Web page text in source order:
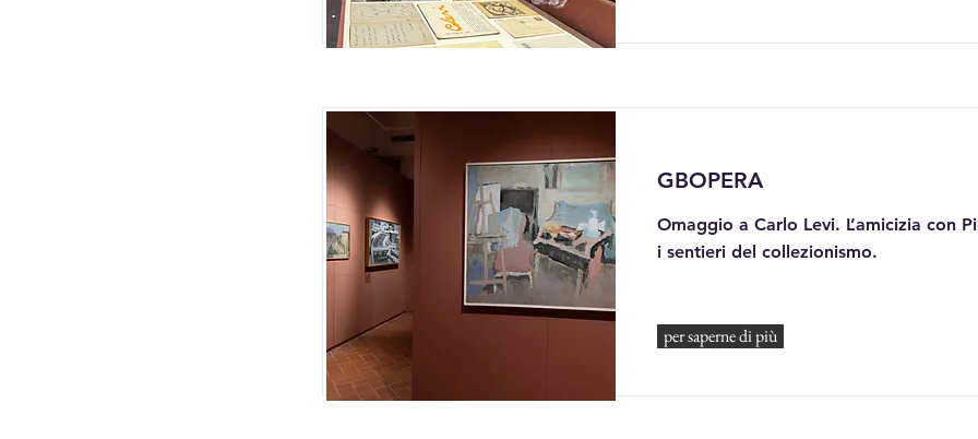
GBOPERA
Omaggio a Carlo Levi. L’amicizia con
i sentieri del collezionismo.
per saperne di più